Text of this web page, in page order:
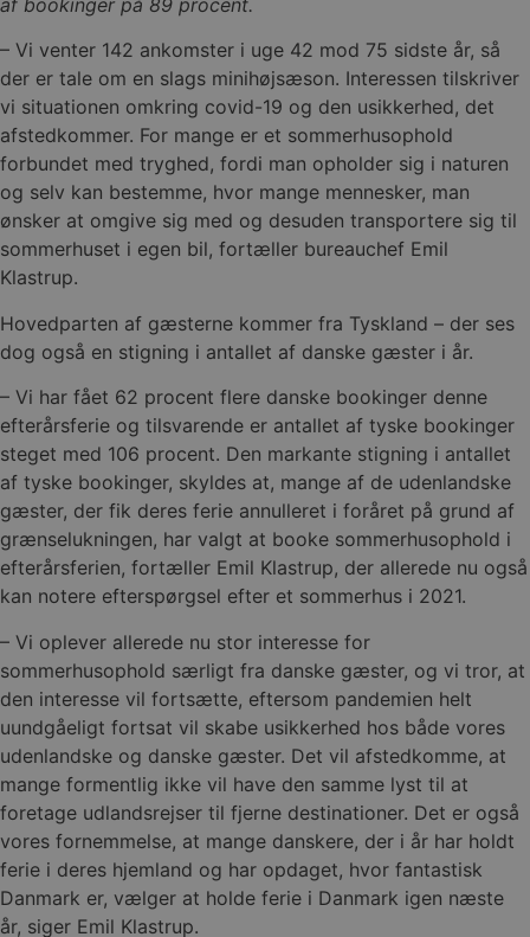
af bookinger på 89 procent.
– Vi venter 142 ankomster i uge 42 mod 75 sidste år, så
der er tale om en slags minihøjsæson. Interessen tilskriver
vi situationen omkring covid-19 og den usikkerhed, det
afstedkommer. For mange er et sommerhusophold
forbundet med tryghed, fordi man opholder sig i naturen
og selv kan bestemme, hvor mange mennesker, man
ønsker at omgive sig med og desuden transportere sig til
sommerhuset i egen bil, fortæller bureauchef Emil
Klastrup.
Hovedparten af gæsterne kommer fra Tyskland – der ses
dog også en stigning i antallet af danske gæster i år.
– Vi har fået 62 procent flere danske bookinger denne
efterårsferie og tilsvarende er antallet af tyske bookinger
steget med 106 procent. Den markante stigning i antallet
af tyske bookinger, skyldes at, mange af de udenlandske
gæster, der fik deres ferie annulleret i foråret på grund af
grænselukningen, har valgt at booke sommerhusophold i
efterårsferien, fortæller Emil Klastrup, der allerede nu også
kan notere efterspørgsel efter et sommerhus i 2021.
– Vi oplever allerede nu stor interesse for
sommerhusophold særligt fra danske gæster, og vi tror, at
den interesse vil fortsætte, eftersom pandemien helt
uundgåeligt fortsat vil skabe usikkerhed hos både vores
udenlandske og danske gæster. Det vil afstedkomme, at
mange formentlig ikke vil have den samme lyst til at
foretage udlandsrejser til fjerne destinationer. Det er også
vores fornemmelse, at mange danskere, der i år har holdt
ferie i deres hjemland og har opdaget, hvor fantastisk
Danmark er, vælger at holde ferie i Danmark igen næste
år, siger Emil Klastrup.